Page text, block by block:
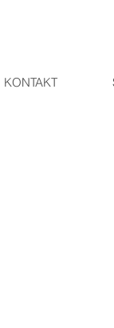
KONTAKT